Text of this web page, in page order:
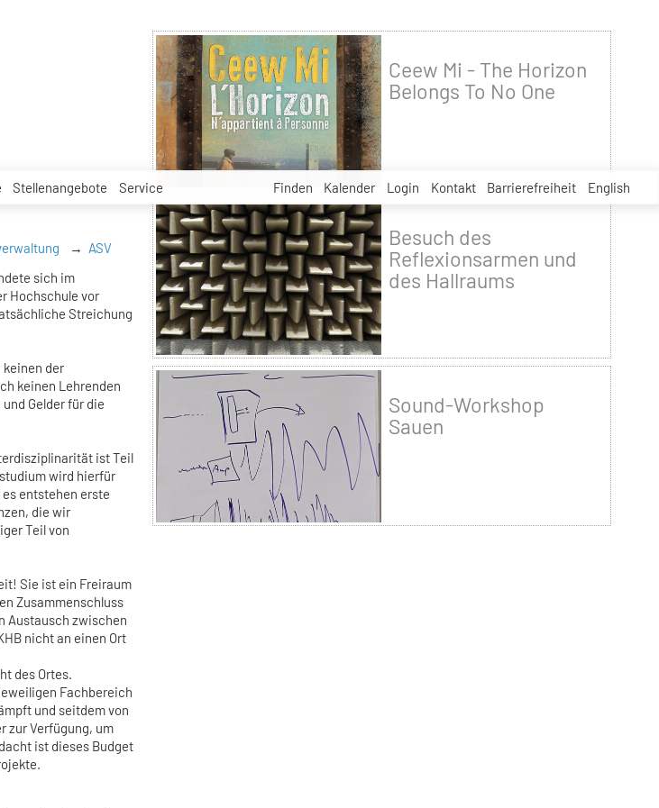
Stellenangebote Service Finden Kalender Login Kontakt Barrierefreiheit English
ASV
sich im
Hochschule vor
Streichung
der
keinen Lehrenden
Gelder für die
ist Teil
wird hierfür
entstehen erste
die wir
Teil von
Sie ist ein Freiraum
Zusammenschluss
Austausch zwischen
nicht an einen Ort
des Ortes.
Fachbereich
und seitdem von
zur Verfügung, um
ist dieses Budget
Ceew Mi - The Horizon
Belongs To No One
Besuch des
Reflexionsarmen und
des Hallraums
Sound-Workshop
Sauen